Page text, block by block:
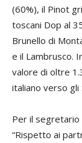
(60%), il Pinot
toscani Dop al
Brunello di
e il Lambrusco.
valore di oltre
italiano verso gli
Per il segretario
“Rispetto ai